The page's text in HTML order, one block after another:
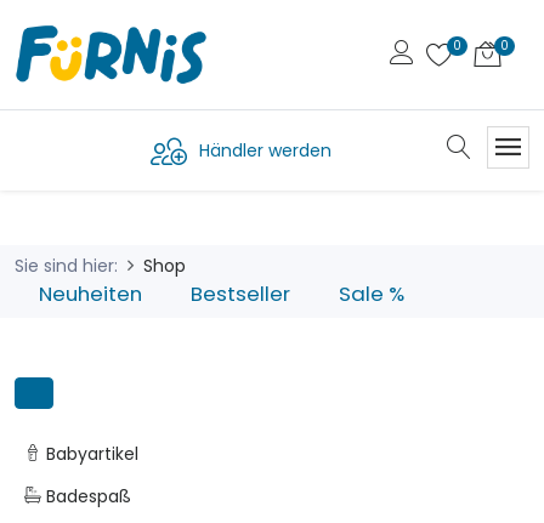
Händler werden
Sie sind hier: Shop
Neuheiten Bestseller Sale %
Babyartikel
Badespaß